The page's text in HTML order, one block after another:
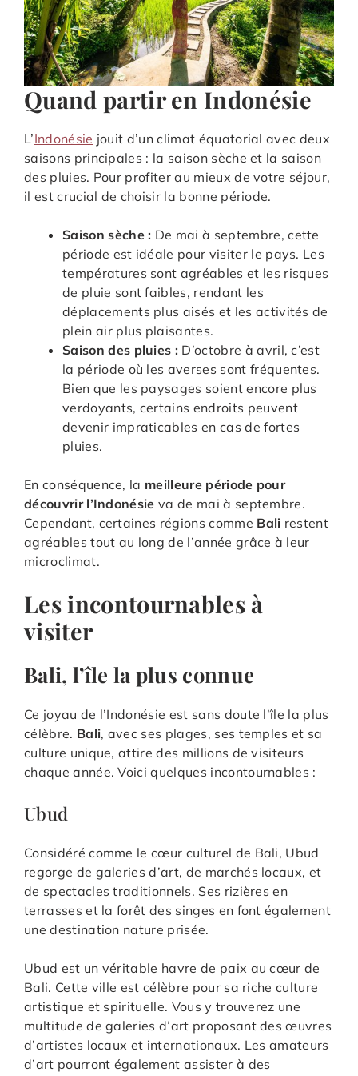
Quand partir en Indonésie
L’Indonésie jouit d’un climat équatorial avec deux
saisons principales : la saison sèche et la saison
des pluies. Pour profiter au mieux de votre séjour,
il est crucial de choisir la bonne période.
Saison sèche : De mai à septembre, cette
période est idéale pour visiter le pays. Les
températures sont agréables et les risques
de pluie sont faibles, rendant les
déplacements plus aisés et les activités de
plein air plus plaisantes.
Saison des pluies : D’octobre à avril, c’est
la période où les averses sont fréquentes.
Bien que les paysages soient encore plus
verdoyants, certains endroits peuvent
devenir impraticables en cas de fortes
pluies.
En conséquence, la meilleure période pour
découvrir l’Indonésie va de mai à septembre.
Cependant, certaines régions comme Bali restent
agréables tout au long de l’année grâce à leur
microclimat.
Les incontournables à
visiter
Bali, l’île la plus connue
Ce joyau de l’Indonésie est sans doute l’île la plus
célèbre. Bali, avec ses plages, ses temples et sa
culture unique, attire des millions de visiteurs
chaque année. Voici quelques incontournables :
Ubud
Considéré comme le cœur culturel de Bali, Ubud
regorge de galeries d’art, de marchés locaux, et
de spectacles traditionnels. Ses rizières en
terrasses et la forêt des singes en font également
une destination nature prisée.
Ubud est un véritable havre de paix au cœur de
Bali. Cette ville est célèbre pour sa riche culture
artistique et spirituelle. Vous y trouverez une
multitude de galeries d’art proposant des œuvres
d’artistes locaux et internationaux. Les amateurs
d’art pourront également assister à des